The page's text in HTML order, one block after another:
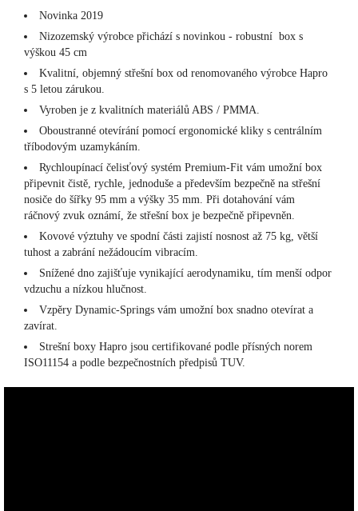
Novinka 2019
Nizozemský výrobce přichází s novinkou - robustní box s
výškou 45 cm
Kvalitní, objemný střešní box od renomovaného výrobce Hapro
s 5 letou zárukou.
Vyroben je z kvalitních materiálů ABS / PMMA.
Oboustranné otevírání pomocí ergonomické kliky s centrálním
tříbodovým uzamykáním.
Rychloupínací čelisťový systém Premium-Fit vám umožní box
připevnit čistě, rychle, jednoduše a především bezpečně na střešní
nosiče do šířky 95 mm a výšky 35 mm. Při dotahování vám
ráčnový zvuk oznámí, že střešní box je bezpečně připevněn.
Kovové výztuhy ve spodní části zajistí nosnost až 75 kg, větší
tuhost a zabrání nežádoucím vibracím.
Snížené dno zajišťuje vynikající aerodynamiku, tím menší odpor
vdzuchu a nízkou hlučnost.
Vzpěry Dynamic-Springs vám umožní box snadno otevírat a
zavírat.
Strešní boxy Hapro jsou certifikované podle přísných norem
ISO11154 a podle bezpečnostních předpisů TUV.